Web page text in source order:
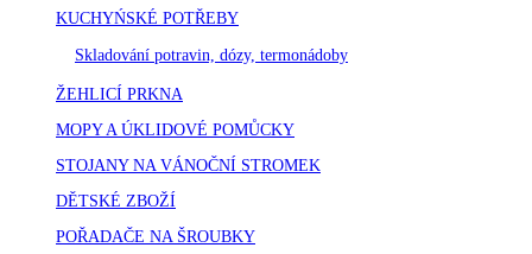
KUCHYŃSKÉ POTŘEBY
Skladování potravin, dózy, termonádoby
ŽEHLICÍ PRKNA
MOPY A ÚKLIDOVÉ POMŮCKY
STOJANY NA VÁNOČNÍ STROMEK
DĚTSKÉ ZBOŽÍ
POŘADAČE NA ŠROUBKY